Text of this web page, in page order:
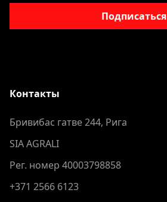
Подписаться
Контакты
Бривибас гатве 244, Рига
SIA AGRALI
Рег. номер 40003798858
+371 2566 6123